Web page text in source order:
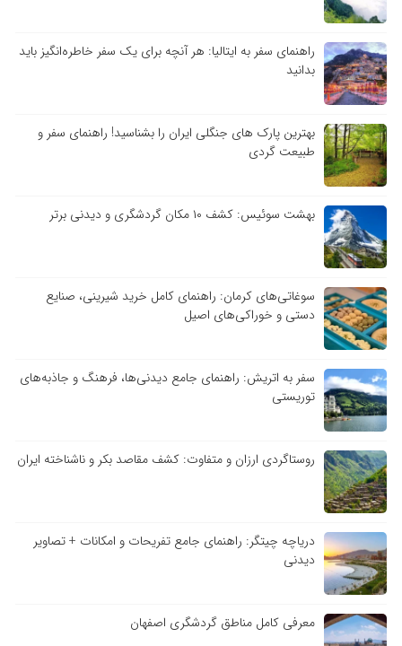
راهنمای سفر به ایتالیا: هر آنچه برای یک سفر خاطره‌انگیز باید
بدانید
بهترین پارک های جنگلی ایران را بشناسید! راهنمای سفر و
طبیعت گردی
بهشت سوئیس: کشف ۱۰ مکان گردشگری و دیدنی برتر
سوغاتی‌های کرمان: راهنمای کامل خرید شیرینی، صنایع
دستی و خوراکی‌های اصیل
سفر به اتریش: راهنمای جامع دیدنی‌ها، فرهنگ و جاذبه‌های
توریستی
روستاگردی ارزان و متفاوت: کشف مقاصد بکر و ناشناخته ایران
دریاچه چیتگر: راهنمای جامع تفریحات و امکانات + تصاویر
دیدنی
معرفی کامل مناطق گردشگری اصفهان